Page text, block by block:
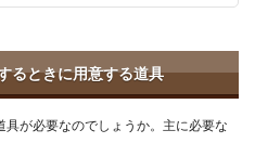
るときに用意する道具
が必要なのでしょうか。主に必要な